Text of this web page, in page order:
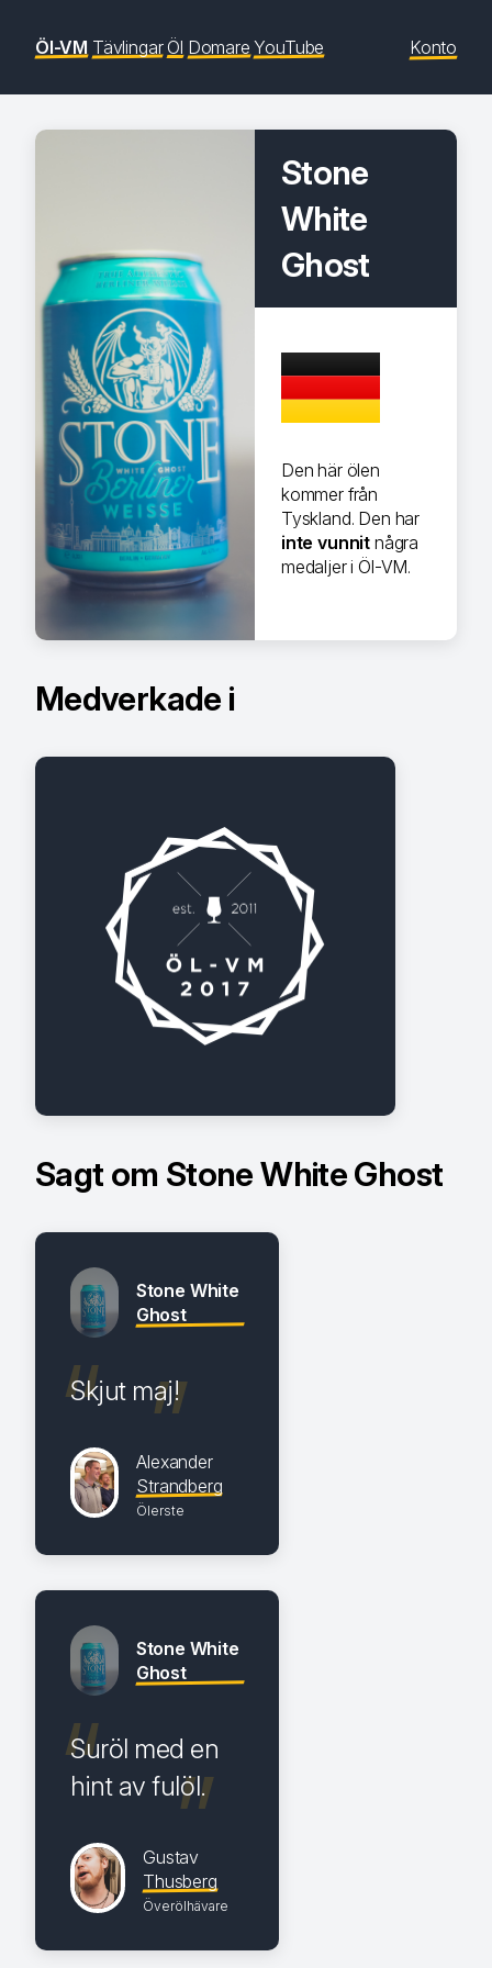
Öl-VM Tävlingar Öl Domare YouTube Konto
Stone
White
Ghost
Den här ölen
kommer från
Tyskland. Den har
inte vunnit några
medaljer i Öl-VM.
Medverkade i
Sagt om Stone White Ghost
Stone White
Ghost
Skjut maj!
Alexander
Strandberg
Ölerste
Stone White
Ghost
Suröl med en
hint av fulöl.
Gustav
Thusberg
Överölhävare